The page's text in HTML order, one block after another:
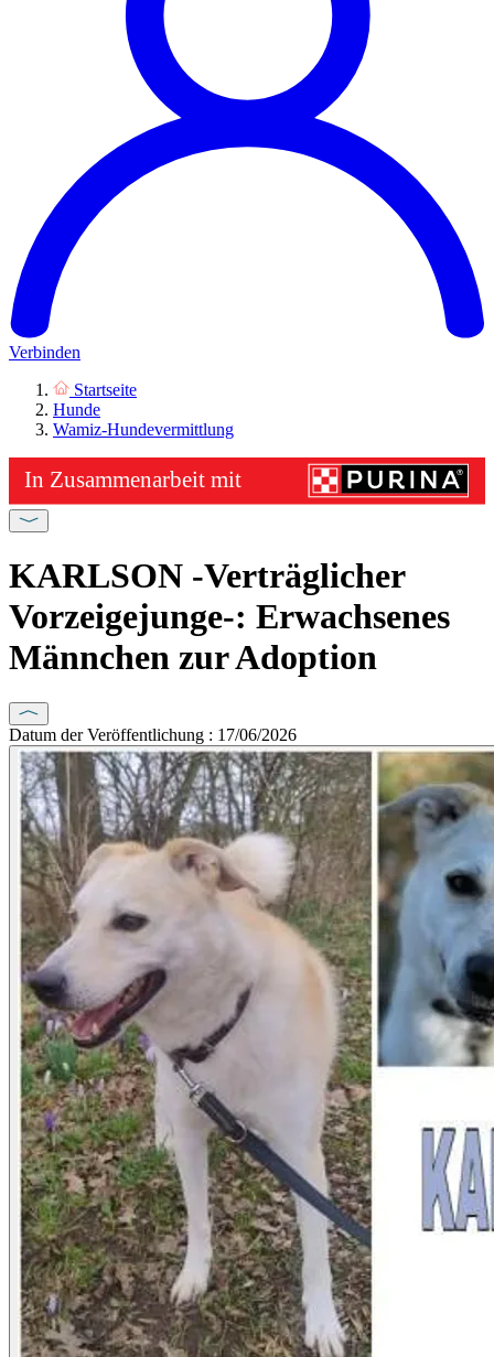
Verbinden
Startseite
Hunde
Wamiz-Hundevermittlung
KARLSON -Verträglicher
Vorzeigejunge-: Erwachsenes
Männchen zur Adoption
Datum der Veröffentlichung : 17/06/2026